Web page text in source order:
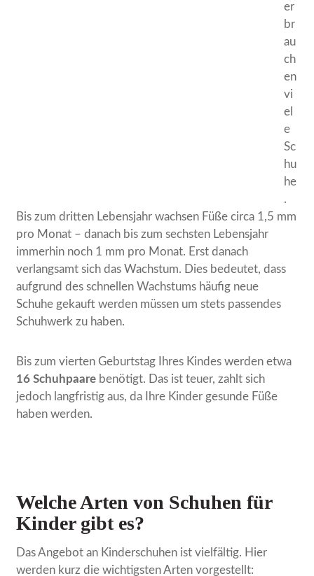
er
br
au
ch
en
vi
el
e
Sc
hu
he
.
Bis zum dritten Lebensjahr wachsen Füße circa 1,5 mm
pro Monat – danach bis zum sechsten Lebensjahr
immerhin noch 1 mm pro Monat. Erst danach
verlangsamt sich das Wachstum. Dies bedeutet, dass
aufgrund des schnellen Wachstums häufig neue
Schuhe gekauft werden müssen um stets passendes
Schuhwerk zu haben.
Bis zum vierten Geburtstag Ihres Kindes werden etwa
16 Schuhpaare benötigt. Das ist teuer, zahlt sich
jedoch langfristig aus, da Ihre Kinder gesunde Füße
haben werden.
Welche Arten von Schuhen für
Kinder gibt es?
Das Angebot an Kinderschuhen ist vielfältig. Hier
werden kurz die wichtigsten Arten vorgestellt: